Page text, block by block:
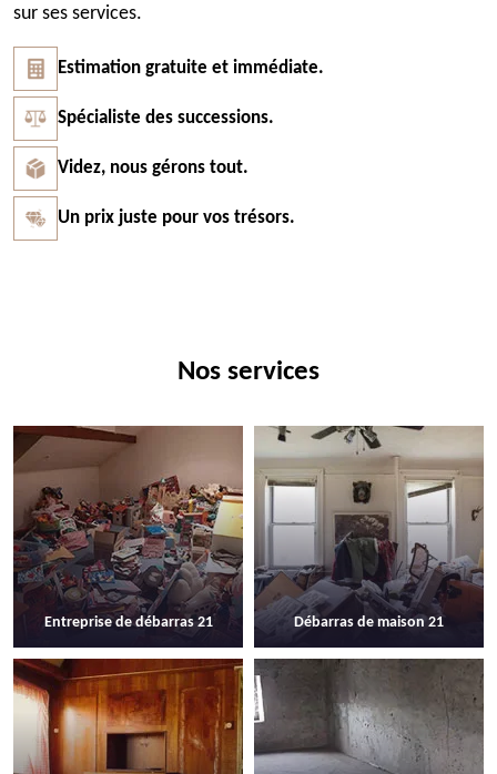
sur ses services.
Estimation gratuite et immédiate.
Spécialiste des successions.
Videz, nous gérons tout.
Un prix juste pour vos trésors.
Nos services
Entreprise de débarras 21 Débarras de maison 21